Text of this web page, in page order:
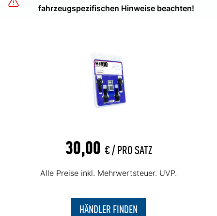
fahrzeugspezifischen Hinweise beachten!
30,00 € /PRO SATZ
Alle Preise inkl. Mehrwertsteuer. UVP.
HÄNDLER FINDEN